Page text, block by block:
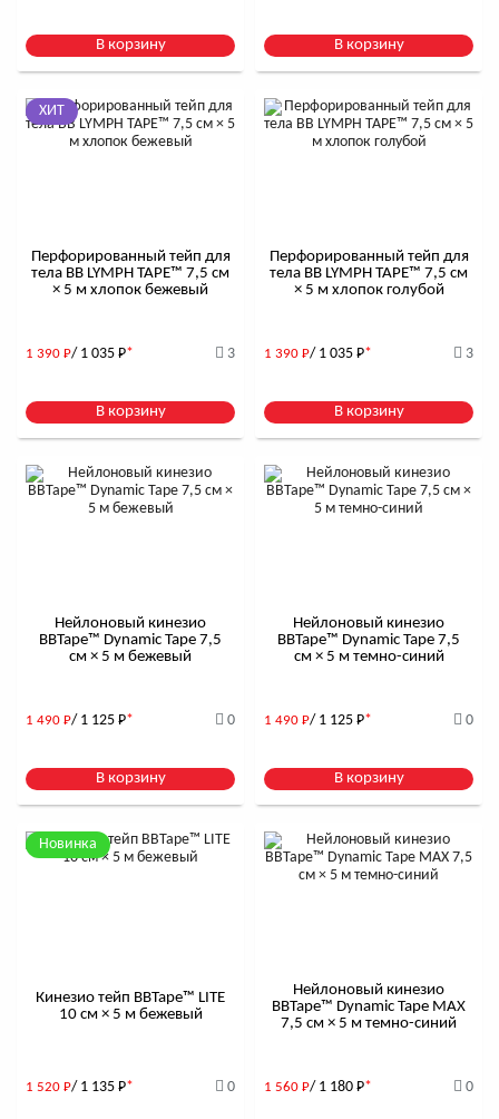
В корзину В корзину
ХИТ
Перфорированный тейп для
тела BB LYMPH TAPE™ 7,5 см
× 5 м хлопок бежевый
1 390 Р/ 1 035 Р* 3
В корзину
Перфорированный тейп для
тела BB LYMPH TAPE™ 7,5 см
× 5 м хлопок голубой
1 390 Р/ 1 035 Р* 3
В корзину
Нейлоновый кинезио
BBTape™ Dynamic Tape 7,5
см × 5 м бежевый
1 490 Р/ 1 125 Р* 0
В корзину
Нейлоновый кинезио
BBTape™ Dynamic Tape 7,5
см × 5 м темно-синий
1 490 Р/ 1 125 Р* 0
В корзину
Новинка
Кинезио тейп BBTape™ LITE
10 см × 5 м бежевый
1 520 Р/ 1 135 Р* 0
Нейлоновый кинезио
BBTape™ Dynamic Tape MAX
7,5 см × 5 м темно-синий
1 560 Р/ 1 180 Р* 0